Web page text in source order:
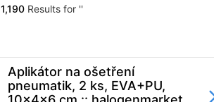
1,190 Results for ''
Aplikátor na ošetření
pneumatik, 2 ks, EVA+PU,